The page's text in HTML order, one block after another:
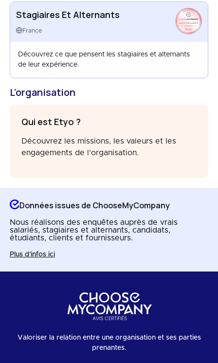
Stagiaires Et Alternants
France
HAPPYTRAINEES
FRANCE
AUG 2025
Découvrez ce que pensent les stagiaires et alternants
de leur expérience.
L'organisation
Qui est Etyo ?
Découvrez les missions, les valeurs et les
engagements de l’organisation.
Données issues de ChooseMyCompany
Nous réalisons des enquêtes auprès de vrais
salariés, stagiaires et alternants, candidats,
étudiants, clients et fournisseurs.
Plus d'infos ici
Valoriser la relation entre une organisation et ses parties
prenantes.